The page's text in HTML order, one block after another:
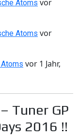
Atoms vor
Atoms vor
vor 1 Jahr,
Tuner GP
2016 !!